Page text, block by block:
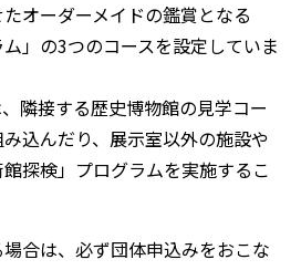
オーダーメイドの鑑賞となる
ム」の3つのコースを設定していま
、隣接する歴史博物館の見学コー
込んだり、展示室以外の施設や
探検」プログラムを実施するこ
合は、必ず団体申込みをおこな